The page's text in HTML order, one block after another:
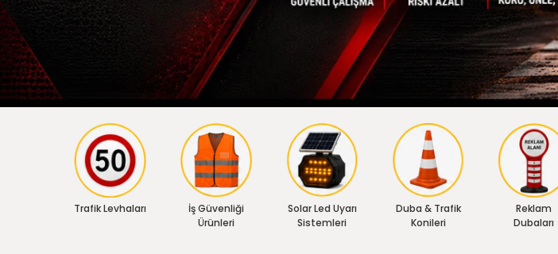
Trafik Levhaları
İş Güvenliği
Ürünleri
Solar Led Uyarı
Sistemleri
Duba & Trafik
Konileri
Reklam
Dubaları